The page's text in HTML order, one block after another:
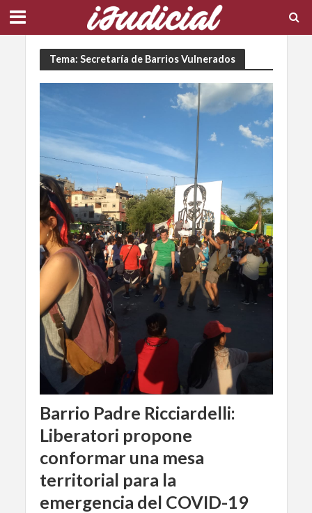
Tema: Secretaría de Barrios Vulnerados
Barrio Padre Ricciardelli:
Liberatori propone
conformar una mesa
territorial para la
emergencia del COVID-19